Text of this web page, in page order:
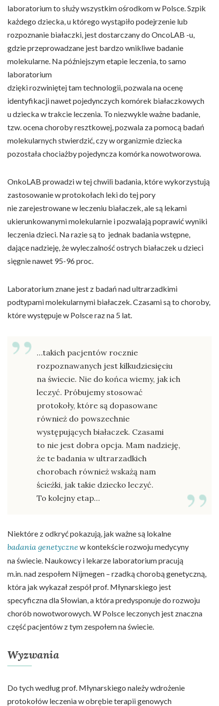
laboratorium to służy wszystkim ośrodkom w Polsce. Szpik
każdego dziecka, u którego wystąpiło podejrzenie lub
rozpoznanie białaczki, jest dostarczany do OncoLAB -u,
gdzie przeprowadzane jest bardzo wnikliwe badanie
molekularne. Na późniejszym etapie leczenia, to samo
laboratorium
dzięki rozwiniętej tam technologii, pozwala na ocenę
identyfikacji nawet pojedynczych komórek białaczkowych
u dziecka w trakcie leczenia. To niezwykle ważne badanie,
tzw. ocena choroby resztkowej, pozwala za pomocą badań
molekularnych stwierdzić, czy w organizmie dziecka
pozostała chociażby pojedyncza komórka nowotworowa.
OnkoLAB prowadzi w tej chwili badania, które wykorzystują
zastosowanie w protokołach leki do tej pory
nie zarejestrowane w leczeniu białaczek, ale są lekami
ukierunkowanymi molekularnie i pozwalają poprawić wyniki
leczenia dzieci. Na razie są to jednak badania wstępne,
dające nadzieję, że wyleczalność ostrych białaczek u dzieci
sięgnie nawet 95-96 proc.
Laboratorium znane jest z badań nad ultrarzadkimi
podtypami molekularnymi białaczek. Czasami są to choroby,
które występuje w Polsce raz na 5 lat.
…takich pacjentów rocznie
rozpoznawanych jest kilkudziesięciu
na świecie. Nie do końca wiemy, jak ich
leczyć. Próbujemy stosować
protokoły, które są dopasowane
również do powszechnie
występujących białaczek. Czasami
to nie jest dobra opcja. Mam nadzieję,
że te badania w ultrarzadkich
chorobach również wskażą nam
ścieżki, jak takie dziecko leczyć.
To kolejny etap…
Niektóre z odkryć pokazują, jak ważne są lokalne
badania genetyczne w kontekście rozwoju medycyny
na świecie. Naukowcy i lekarze laboratorium pracują
m.in. nad zespołem Nijmegen – rzadką chorobą genetyczną,
która jak wykazał zespół prof. Młynarskiego jest
specyficzna dla Słowian, a która predysponuje do rozwoju
chorób nowotworowych. W Polsce leczonych jest znaczna
część pacjentów z tym zespołem na świecie.
Wyzwania
Do tych według prof. Młynarskiego należy wdrożenie
protokołów leczenia w obrębie terapii genowych